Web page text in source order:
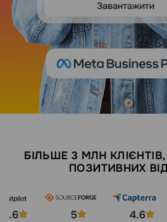
БІЛЬШЕ 3 МЛН
ПОЗИТИВНИХ
4.6 5 4.6